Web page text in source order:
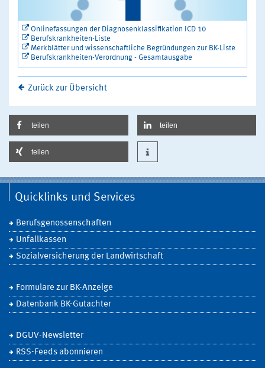
Onlinefassungen der Diagnosenklassifikation ICD 10
Berufskrankheiten-Liste
Merkblätter und wissenschaftliche Begründungen zur BK-Liste
Berufskrankheiten-Verordnung - Gesamtausgabe
Zurück zur Übersicht
teilen teilen
teilen
Quicklinks und Services
Berufsgenossenschaften
Unfallkassen
Sozialversicherung der Landwirtschaft
Formulare zur BK-Anzeige
Datenbank BK-Gutachter
DGUV-Newsletter
RSS-Feeds abonnieren